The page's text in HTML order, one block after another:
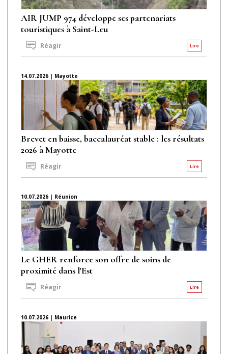
AIR JUMP 974 développe ses partenariats
touristiques à Saint-Leu
Lire
Réagir
14.07.2026 | Mayotte
Brevet en baisse, baccalauréat stable : les résultats
2026 à Mayotte
Lire
Réagir
10.07.2026 | Réunion
Le GHER renforce son offre de soins de
proximité dans l'Est
Lire
Réagir
10.07.2026 | Maurice